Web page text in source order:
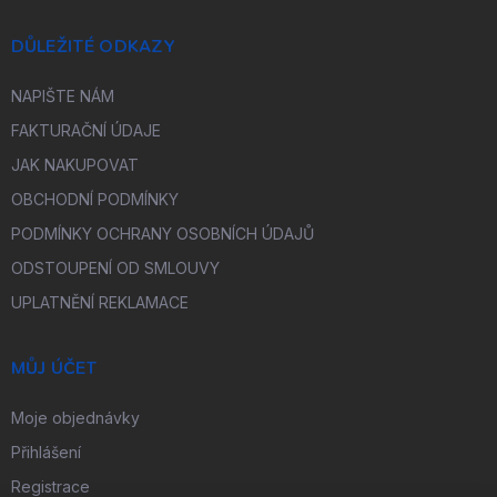
DŮLEŽITÉ ODKAZY
NAPIŠTE NÁM
FAKTURAČNÍ ÚDAJE
JAK NAKUPOVAT
OBCHODNÍ PODMÍNKY
PODMÍNKY OCHRANY OSOBNÍCH ÚDAJŮ
ODSTOUPENÍ OD SMLOUVY
UPLATNĚNÍ REKLAMACE
MŮJ ÚČET
Moje objednávky
Přihlášení
Registrace